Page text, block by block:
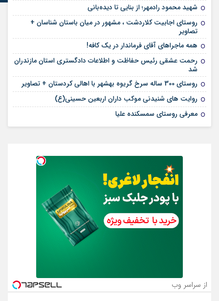
شهید محمود رادمهر؛ از بنایی تا دیده‌بانی
روستای اجابیت کلاردشت ، مشهور در میان باستان شناسان +
تصاویر
همه ماجراهای آقای فرماندار در یک کافه!
رحمت عشقی رئیس حفاظت و اطلاعات دادگستری استان مازندران
شد
روستای 300 ساله سرخ ‌گریوه بهشهر با اهالی کردستان + تصاویر
روایت های شنیدنی موکب داران اربعین حسینی(ع)
معرفی روستای سمسکنده علیا
از سراسر وب